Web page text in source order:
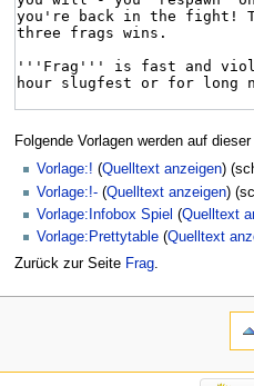
Folgende Vorlagen werden auf
Vorlage:! (Quelltext anzeigen)
Vorlage:!- (Quelltext anzeigen)
Vorlage:Infobox Spiel (Quelltext
Vorlage:Prettytable (Quelltext
Zurück zur Seite Frag.